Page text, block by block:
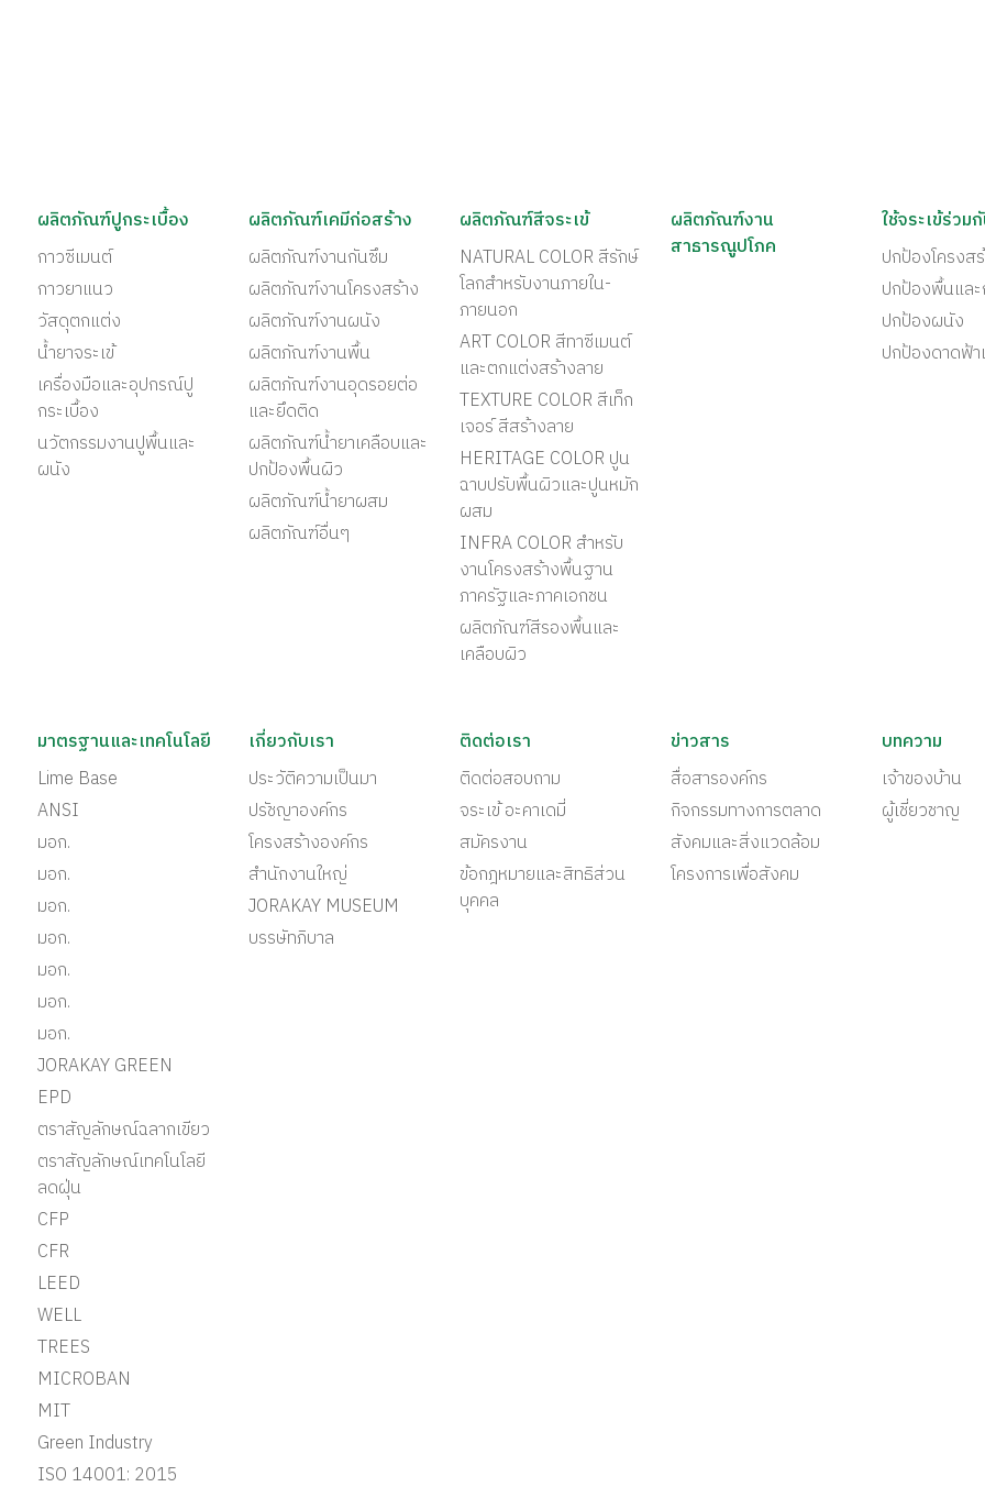
ผลิตภัณฑ์ปูกระเบื้อง
กาวซีเมนต์
กาวยาแนว
วัสดุตกแต่ง
น้ำยาจระเข้
เครื่องมือและอุปกรณ์ปู
กระเบื้อง
นวัตกรรมงานปูพื้นและ
ผนัง
ผลิตภัณฑ์เคมีก่อสร้าง
ผลิตภัณฑ์งานกันซึม
ผลิตภัณฑ์งานโครงสร้าง
ผลิตภัณฑ์งานผนัง
ผลิตภัณฑ์งานพื้น
ผลิตภัณฑ์งานอุดรอยต่อ
และยึดติด
ผลิตภัณฑ์น้ำยาเคลือบและ
ปกป้องพื้นผิว
ผลิตภัณฑ์น้ำยาผสม
ผลิตภัณฑ์อื่นๆ
ผลิตภัณฑ์สีจระเข้
NATURAL COLOR สีรักษ์
โลกสำหรับงานภายใน-
ภายนอก
ART COLOR สีทาซีเมนต์
และตกแต่งสร้างลาย
TEXTURE COLOR สีเท็ก
เจอร์ สีสร้างลาย
HERITAGE COLOR ปูน
ฉาบปรับพื้นผิวและปูนหมัก
ผสม
INFRA COLOR สำหรับ
งานโครงสร้างพื้นฐาน
ภาครัฐและภาคเอกชน
ผลิตภัณฑ์สีรองพื้นและ
เคลือบผิว
ผลิตภัณฑ์งาน
สาธารณูปโภค
ใช้จระเข้ร่วม
ปกป้องโครงส
ปกป้องพื้นแล
ปกป้องผนัง
ปกป้องดาดฟ้า
มาตรฐานและเทคโนโลยี
Lime Base
ANSI
มอก.
มอก.
มอก.
มอก.
มอก.
มอก.
มอก.
JORAKAY GREEN
EPD
ตราสัญลักษณ์ฉลากเขียว
ตราสัญลักษณ์เทคโนโลยี
ลดฝุ่น
CFP
CFR
LEED
WELL
TREES
MICROBAN
MIT
Green Industry
ISO 14001: 2015
เกี่ยวกับเรา
ประวัติความเป็นมา
ปรัชญาองค์กร
โครงสร้างองค์กร
สำนักงานใหญ่
JORAKAY MUSEUM
บรรษัทภิบาล
ติดต่อเรา
ติดต่อสอบถาม
จระเข้ อะคาเดมี่
สมัครงาน
ข้อกฎหมายและสิทธิส่วน
บุคคล
ข่าวสาร
สื่อสารองค์กร
กิจกรรมทางการตลาด
สังคมและสิ่งแวดล้อม
โครงการเพื่อสังคม
บทความ
เจ้าของบ้าน
ผู้เชี่ยวชาญ